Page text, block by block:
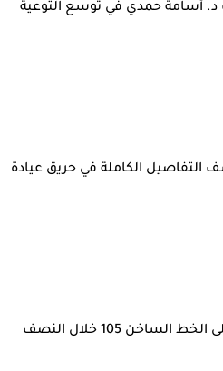
أسامة حمدي في توسع التوعية
التفاصيل الكاملة في حريق عيادة
الصحة: ارتفاع الإقبال على الخط الساخن 105 خلال النصف